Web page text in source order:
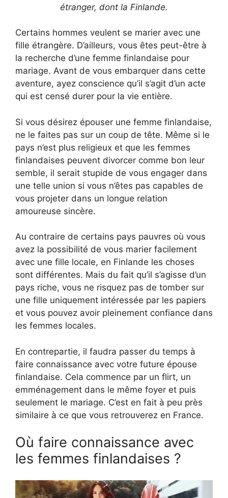
étranger, dont la Finlande.
Certains hommes veulent se marier avec une
fille étrangère. D’ailleurs, vous êtes peut-être à
la recherche d’une femme finlandaise pour
mariage. Avant de vous embarquer dans cette
aventure, ayez conscience qu’il s’agit d’un acte
qui est censé durer pour la vie entière.
Si vous désirez épouser une femme finlandaise,
ne le faites pas sur un coup de tête. Même si le
pays n’est plus religieux et que les femmes
finlandaises peuvent divorcer comme bon leur
semble, il serait stupide de vous engager dans
une telle union si vous n’êtes pas capables de
vous projeter dans un longue relation
amoureuse sincère.
Au contraire de certains pays pauvres où vous
avez la possibilité de vous marier facilement
avec une fille locale, en Finlande les choses
sont différentes. Mais du fait qu’il s’agisse d’un
pays riche, vous ne risquez pas de tomber sur
une fille uniquement intéressée par les papiers
et vous pouvez avoir pleinement confiance dans
les femmes locales.
En contrepartie, il faudra passer du temps à
faire connaissance avec votre future épouse
finlandaise. Cela commence par un flirt, un
emménagement dans le même foyer et puis
seulement le mariage. C’est en fait à peu près
similaire à ce que vous retrouverez en France.
Où faire connaissance avec
les femmes finlandaises ?